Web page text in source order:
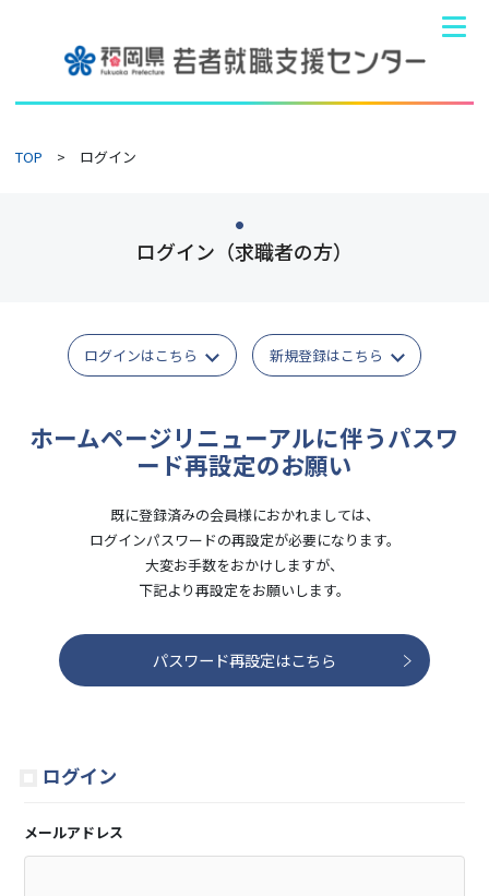
TOP ログイン
●
ログイン（求職者の方）
ログインはこちら 新規登録はこちら
ホームページリニューアルに伴うパスワ
ード再設定のお願い
既に登録済みの会員様におかれましては、
ログインパスワードの再設定が必要になります。
大変お手数をおかけしますが、
下記より再設定をお願いします。
パスワード再設定はこちら
ログイン
メールアドレス